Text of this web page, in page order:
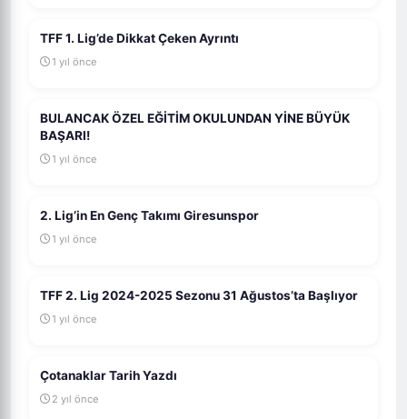
TFF 1. Lig’de Dikkat Çeken Ayrıntı
1 yıl önce
BULANCAK ÖZEL EĞİTİM OKULUNDAN YİNE BÜYÜK
BAŞARI!
1 yıl önce
2. Lig’in En Genç Takımı Giresunspor
1 yıl önce
TFF 2. Lig 2024-2025 Sezonu 31 Ağustos’ta Başlıyor
1 yıl önce
Çotanaklar Tarih Yazdı
2 yıl önce